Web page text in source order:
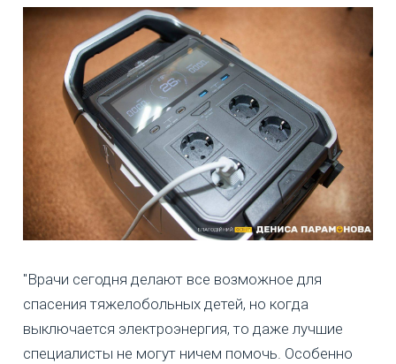
"Врачи сегодня делают все возможное для
спасения тяжелобольных детей, но когда
выключается электроэнергия, то даже лучшие
специалисты не могут ничем помочь. Особенно